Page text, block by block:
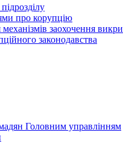
про корупцію
заохочення
законодавства
Головним управлінням